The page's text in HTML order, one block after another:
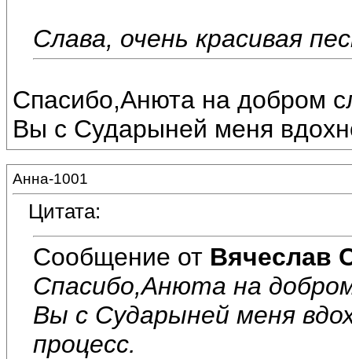
Слава, очень красивая
Спасибо,Анюта на добром
Вы с Сударыней меня
Анна-1001
Цитата:
Сообщение от Вячеслав
Спасибо,Анюта на
Вы с Сударыней меня
процесс.